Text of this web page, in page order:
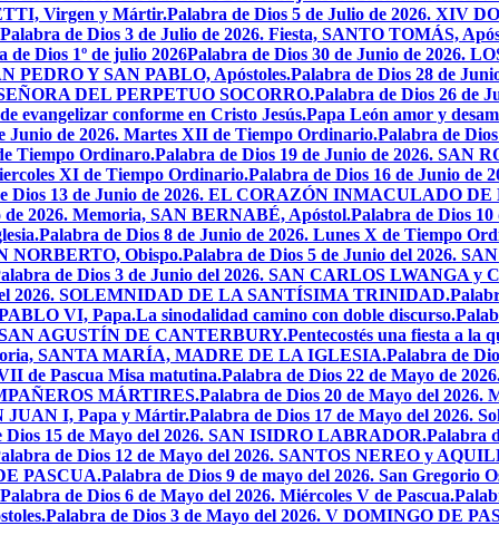
Virgen y Mártir.Palabra de Dios 5 de Julio de 2026. XIV
Palabra de Dios 3 de Julio de 2026. Fiesta, SANTO TOMÁS,
de Dios 1º de julio 2026Palabra de Dios 30 de Junio de 2026.
PEDRO Y SAN PABLO, Apóstoles.Palabra de Dios 28 de
DEL PERPETUO SOCORRO.Palabra de Dios 26 de
evangelizar conforme en Cristo Jesús.Papa León amor y
Junio de 2026. Martes XII de Tiempo Ordinario.Palabra de
Tiempo Ordinaro.Palabra de Dios 19 de Junio de 2026. SAN
XI de Tiempo Ordinario.Palabra de Dios 16 de Junio de
Dios 13 de Junio de 2026. EL CORAZÓN INMACULADO
de 2026. Memoria, SAN BERNABÉ, Apóstol.Palabra de Dios
Palabra de Dios 8 de Junio de 2026. Lunes X de Tiempo
NORBERTO, Obispo.Palabra de Dios 5 de Junio del 2026.
de Dios 3 de Junio del 2026. SAN CARLOS LWANGA y
2026. SOLEMNIDAD DE LA SANTÍSIMA TRINIDAD.
VI, Papa.La sinodalidad camino con doble discurso.
SAN AGUSTÍN DE CANTERBURY.Pentecostés una fiesta a la
SANTA MARÍA, MADRE DE LA IGLESIA.Palabra de
de Pascua Misa matutina.Palabra de Dios 22 de Mayo de
MÁRTIRES.Palabra de Dios 20 de Mayo del 2026.
JUAN I, Papa y Mártir.Palabra de Dios 17 de Mayo del 2026.
Dios 15 de Mayo del 2026. SAN ISIDRO LABRADOR.Palabra
de Dios 12 de Mayo del 2026. SANTOS NEREO y
PASCUA.Palabra de Dios 9 de mayo del 2026. San Gregorio
Palabra de Dios 6 de Mayo del 2026. Miércoles V de Pascua.
Palabra de Dios 3 de Mayo del 2026. V DOMINGO DE